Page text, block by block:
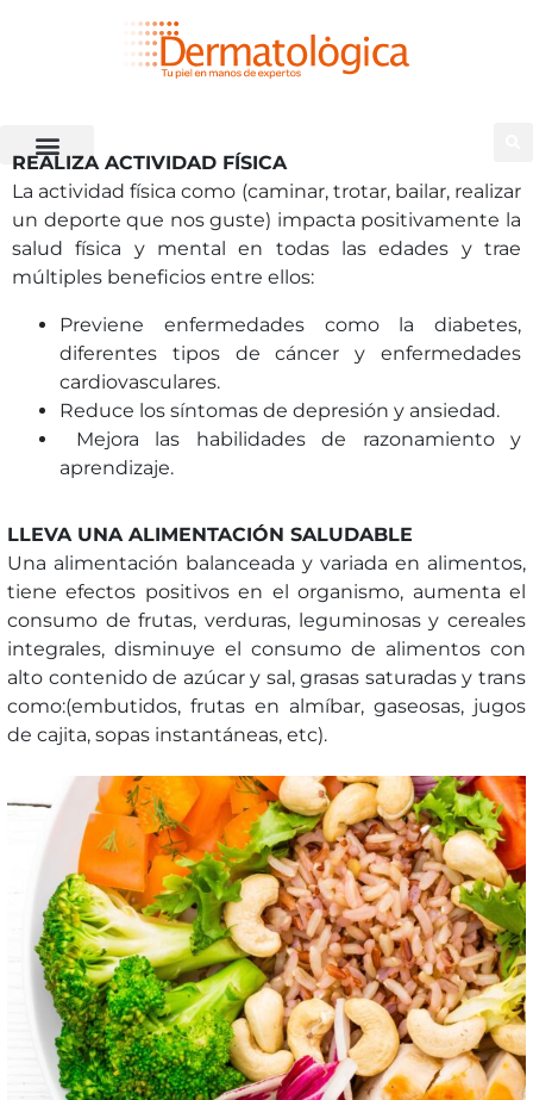
REALIZA ACTIVIDAD FÍSICA
La actividad física como (caminar, trotar, bailar, realizar
un deporte que nos guste) impacta positivamente la
salud física y mental en todas las edades y trae
múltiples beneficios entre ellos:
Previene enfermedades como la diabetes,
diferentes tipos de cáncer y enfermedades
cardiovasculares.
Reduce los síntomas de depresión y ansiedad.
Mejora las habilidades de razonamiento y
aprendizaje.
LLEVA UNA ALIMENTACIÓN SALUDABLE
Una alimentación balanceada y variada en alimentos,
tiene efectos positivos en el organismo, aumenta el
consumo de frutas, verduras, leguminosas y cereales
integrales, disminuye el consumo de alimentos con
alto contenido de azúcar y sal, grasas saturadas y trans
como:(embutidos, frutas en almíbar, gaseosas, jugos
de cajita, sopas instantáneas, etc).